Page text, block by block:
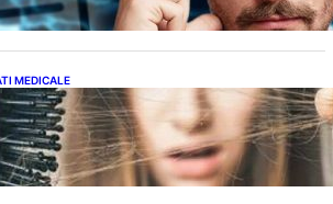
MEDICALE
unei deficiențe de proteine:
asupra sănătății tale